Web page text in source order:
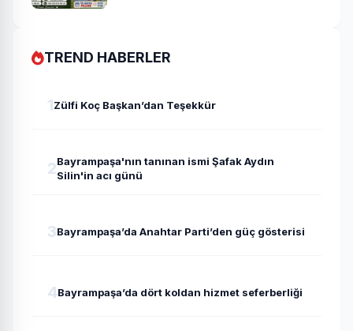
TREND HABERLER
1Zülfi Koç Başkan’dan Teşekkür
2Bayrampaşa'nın tanınan ismi Şafak Aydın
Silin'in acı günü
3Bayrampaşa’da Anahtar Parti’den güç gösterisi
4Bayrampaşa’da dört koldan hizmet seferberliği